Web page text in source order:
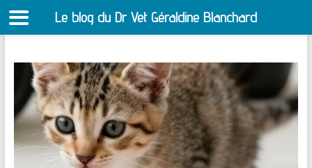
contenu
Le blog du Dr Vet Géraldine Blanchard